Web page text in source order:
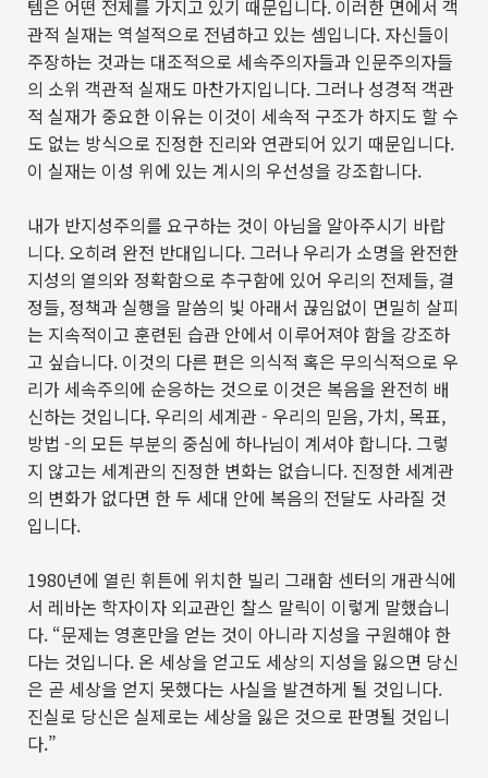
템은 어떤 전제를 가지고 있기 때문입니다. 이러한 면에서 객
관적 실재는 역설적으로 전념하고 있는 셈입니다. 자신들이
주장하는 것과는 대조적으로 세속주의자들과 인문주의자들
의 소위 객관적 실재도 마찬가지입니다. 그러나 성경적 객관
적 실재가 중요한 이유는 이것이 세속적 구조가 하지도 할 수
도 없는 방식으로 진정한 진리와 연관되어 있기 때문입니다.
이 실재는 이성 위에 있는 계시의 우선성을 강조합니다.
내가 반지성주의를 요구하는 것이 아님을 알아주시기 바랍
니다. 오히려 완전 반대입니다. 그러나 우리가 소명을 완전한
지성의 열의와 정확함으로 추구함에 있어 우리의 전제들, 결
정들, 정책과 실행을 말씀의 빛 아래서 끊임없이 면밀히 살피
는 지속적이고 훈련된 습관 안에서 이루어져야 함을 강조하
고 싶습니다. 이것의 다른 편은 의식적 혹은 무의식적으로 우
리가 세속주의에 순응하는 것으로 이것은 복음을 완전히 배
신하는 것입니다. 우리의 세계관 - 우리의 믿음, 가치, 목표,
방법 -의 모든 부분의 중심에 하나님이 계셔야 합니다. 그렇
지 않고는 세계관의 진정한 변화는 없습니다. 진정한 세계관
의 변화가 없다면 한 두 세대 안에 복음의 전달도 사라질 것
입니다.
1980년에 열린 휘튼에 위치한 빌리 그래함 센터의 개관식에
서 레바논 학자이자 외교관인 찰스 말릭이 이렇게 말했습니
다. “문제는 영혼만을 얻는 것이 아니라 지성을 구원해야 한
다는 것입니다. 온 세상을 얻고도 세상의 지성을 잃으면 당신
은 곧 세상을 얻지 못했다는 사실을 발견하게 될 것입니다.
진실로 당신은 실제로는 세상을 잃은 것으로 판명될 것입니
다.”